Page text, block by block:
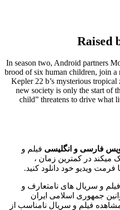
Raised
In season two, Android partners
brood of six human children, join
Kepler 22 b’s mysterious
new society is only the start of
child” threatens to drive what
فارسی و انگلیسی فیلم و
میکند در کمترین زمان ،
ویدیو خود دانلود کنید.
و سریال های نامتعارف و
جمهوری اسلامی ایران
فیلم و سریال نامناسب از